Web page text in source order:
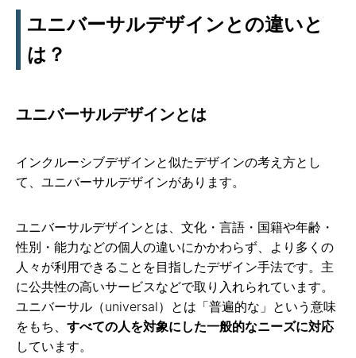
ユニバーサルデザインとの違いと
は？
ユニバーサルデザインとは
インクルーシブデザインと似たデザインの考え方とし
て、ユニバーサルデザインがあります。
ユニバーサルデザインとは、文化・言語・国籍や年齢・
性別・能力などの個人の違いにかかわらず、より多くの
人々が利用できることを目指したデザイン手法です。主
に公共性の高いサービスなどで取り入れられています。
ユニバーサル（universal）とは「普遍的な」という意味
をもち、 すべての人を対象にした一般的なニーズに対応
しています。